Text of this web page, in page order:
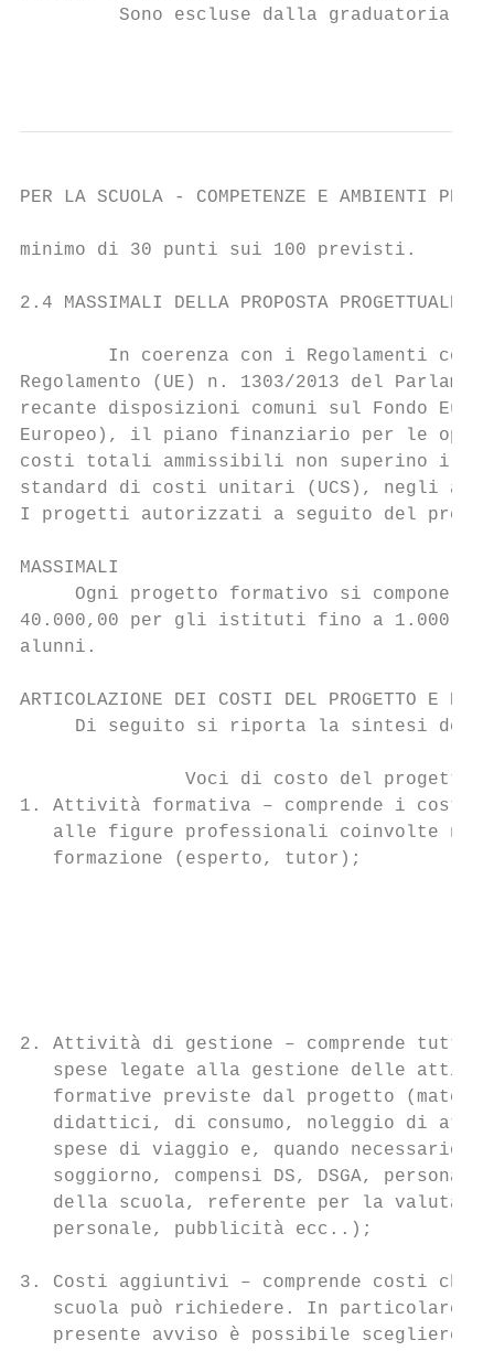
Sono escluse dalla graduatoria
PER LA SCUOLA - COMPETENZE E AMBIENTI PER
minimo di 30 punti sui 100 previsti.
2.4 MASSIMALI DELLA PROPOSTA PROGETTUALE
In coerenza con i Regolamenti
Regolamento (UE) n. 1303/2013 del
recante disposizioni comuni sul Fondo
Europeo), il piano finanziario per le
costi totali ammissibili non superino i
standard di costi unitari (UCS), negli
I progetti autorizzati a seguito del
MASSIMALI
Ogni progetto formativo si compone
40.000,00 per gli istituti fino a 1.000
alunni.
ARTICOLAZIONE DEI COSTI DEL PROGETTO E
Di seguito si riporta la sintesi
Voci di costo del progetto
1. Attività formativa – comprende i
alle figure professionali coinvolte
formazione (esperto, tutor);
2. Attività di gestione – comprende
spese legate alla gestione delle
formative previste dal progetto
didattici, di consumo, noleggio di
spese di viaggio e, quando necessario,
soggiorno, compensi DS, DSGA,
della scuola, referente per la
   personale, pubblicità ecc..);
3. Costi aggiuntivi – comprende costi
scuola può richiedere. In particolare,
   presente avviso è possibile scegliere: